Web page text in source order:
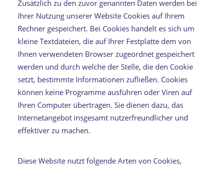
Zusätzlich zu den zuvor genannten Daten werden bei
Ihrer Nutzung unserer Website Cookies auf Ihrem
Rechner gespeichert. Bei Cookies handelt es sich um
kleine Textdateien, die auf Ihrer Festplatte dem von
Ihnen verwendeten Browser zugeordnet gespeichert
werden und durch welche der Stelle, die den Cookie
setzt, bestimmte Informationen zufließen. Cookies
können keine Programme ausführen oder Viren auf
Ihren Computer übertragen. Sie dienen dazu, das
Internetangebot insgesamt nutzerfreundlicher und
effektiver zu machen.
Diese Website nutzt folgende Arten von Cookies,